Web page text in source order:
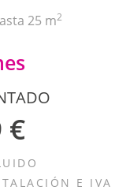
25 m2
€
E IVA